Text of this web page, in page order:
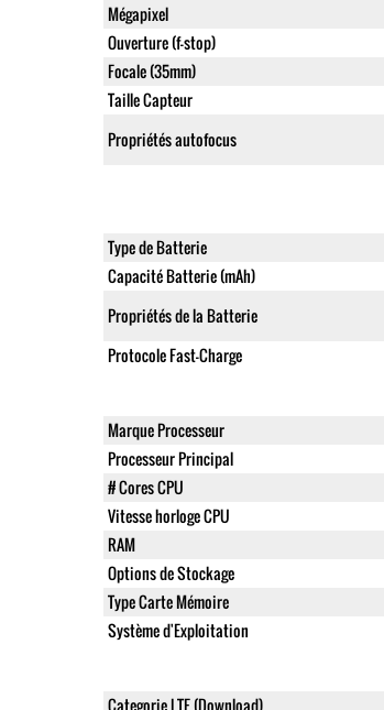
Mégapixel
Ouverture (f-stop)
Focale (35mm)
Taille Capteur
Propriétés autofocus
Type de Batterie
Capacité Batterie (mAh)
Propriétés de la Batterie
Protocole Fast-Charge
Marque Processeur
Processeur Principal
# Cores CPU
Vitesse horloge CPU
RAM
Options de Stockage
Type Carte Mémoire
Système d'Exploitation
Categorie LTE (Download)